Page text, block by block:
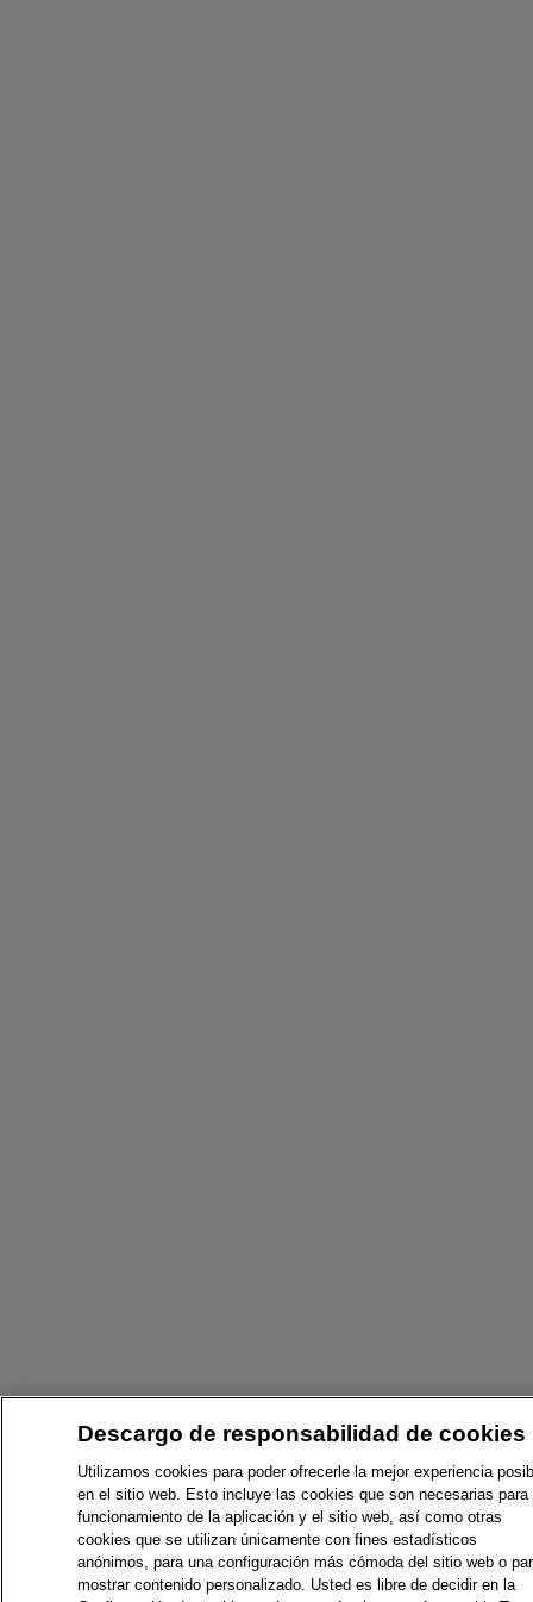
Descargo de responsabilidad de cookies
Utilizamos cookies para poder ofrecerle la mejor experiencia
en el sitio web. Esto incluye las cookies que son necesarias para
funcionamiento de la aplicación y el sitio web, así como otras
cookies que se utilizan únicamente con fines estadísticos
anónimos, para una configuración más cómoda del sitio web o
mostrar contenido personalizado. Usted es libre de decidir en la